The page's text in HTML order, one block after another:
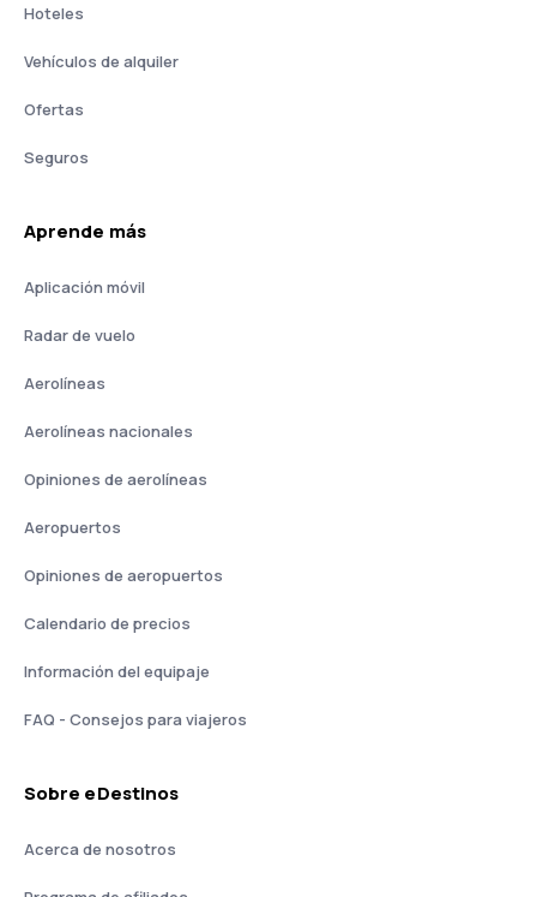
Hoteles
Vehículos de alquiler
Ofertas
Seguros
Aprende más
Aplicación móvil
Radar de vuelo
Aerolíneas
Aerolíneas nacionales
Opiniones de aerolíneas
Aeropuertos
Opiniones de aeropuertos
Calendario de precios
Información del equipaje
FAQ - Consejos para viajeros
Sobre eDestinos
Acerca de nosotros